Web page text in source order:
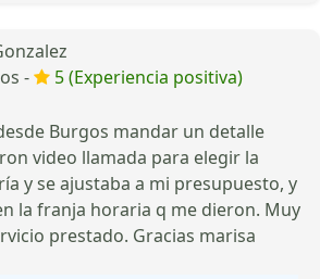
-
5 (Experiencia positiva)
Burgos mandar un detalle
video llamada para elegir la
y se ajustaba a mi presupuesto, y
la franja horaria q me dieron. Muy
prestado. Gracias marisa